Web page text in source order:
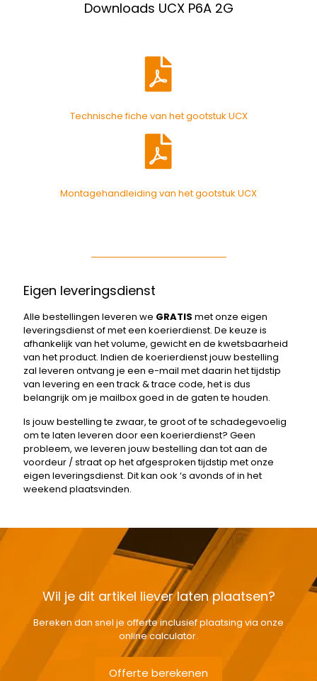
Downloads UCX P6A 2G
Technische fiche van het gootstuk UCX
Montagehandleiding van het gootstuk UCX
Eigen leveringsdienst
Alle bestellingen leveren we GRATIS met onze eigen
leveringsdienst of met een koerierdienst. De keuze is
afhankelijk van het volume, gewicht en de kwetsbaarheid
van het product. Indien de koerierdienst jouw bestelling
zal leveren ontvang je een e-mail met daarin het tijdstip
van levering en een track & trace code, het is dus
belangrijk om je mailbox goed in de gaten te houden.
Is jouw bestelling te zwaar, te groot of te schadegevoelig
om te laten leveren door een koerierdienst? Geen
probleem, we leveren jouw bestelling dan tot aan de
voordeur / straat op het afgesproken tijdstip met onze
eigen leveringsdienst. Dit kan ook ‘s avonds of in het
weekend plaatsvinden.
Wil je dit artikel liever laten plaatsen?
Bereken dan snel je offerte inclusief plaatsing via onze
online calculator.
Offerte berekenen